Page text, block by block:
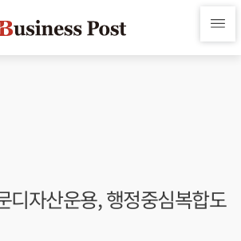
디자산운용, 행정중심복합도